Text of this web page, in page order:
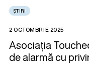
ȘTIRI
2 OCTOMBRIE 2025
Asociația
de alarmă cu